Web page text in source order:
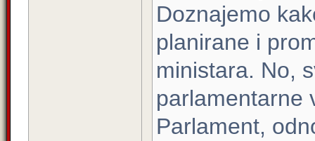
Doznajemo
planirane i
ministara. No,
parlamentarne
Parlament,